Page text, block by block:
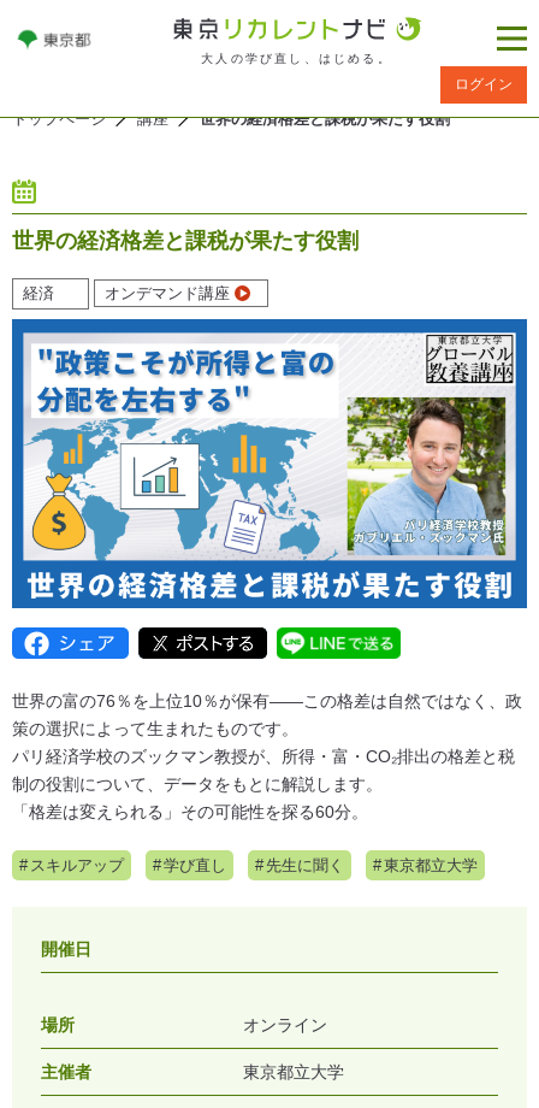
大人の学び直し、はじめる。
ログイン
トップページ 講座 世界の経済格差と課税が果たす役割
世界の経済格差と課税が果たす役割
経済 オンデマンド講座
世界の富の76％を上位10％が保有――この格差は自然ではなく、政
策の選択によって生まれたものです。
パリ経済学校のズックマン教授が、所得・富・CO₂排出の格差と税
制の役割について、データをもとに解説します。
「格差は変えられる」その可能性を探る60分。
スキルアップ 学び直し 先生に聞く 東京都立大学
開催日
場所 オンライン
主催者 東京都立大学